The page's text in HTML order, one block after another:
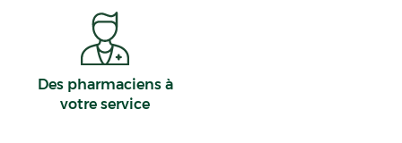
Des pharmaciens à
votre service